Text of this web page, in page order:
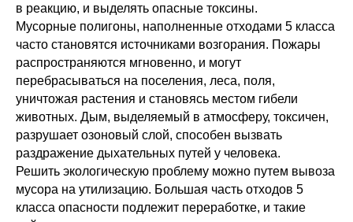
в реакцию, и выделять опасные токсины.
Мусорные полигоны, наполненные отходами 5 класса
часто становятся источниками возгорания. Пожары
распространяются мгновенно, и могут
перебрасываться на поселения, леса, поля,
уничтожая растения и становясь местом гибели
животных. Дым, выделяемый в атмосферу, токсичен,
разрушает озоновый слой, способен вызвать
раздражение дыхательных путей у человека.
Решить экологическую проблему можно путем вывоза
мусора на утилизацию. Большая часть отходов 5
класса опасности подлежит переработке, и такие